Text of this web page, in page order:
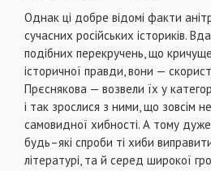
Однак ці добре відомі факти
сучасних російських істориків.
подібних перекручень, що
історичної правди, вони —
Прєснякова — возвели їх у
і так зрослися з ними, що зовсім
самовидної хибності. А тому
будь–які спроби ті хиби
літературі, та й серед широкої